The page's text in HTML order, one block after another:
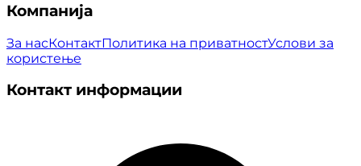
Компанија
За насКонтактПолитика на приватностУслови за
користење
Контакт информации